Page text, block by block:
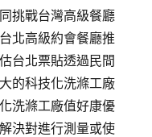
挑戰台灣高級餐廳
北高級約會餐廳推
台北票貼透過民間
的科技化洗滌工廠
洗滌工廠值好康優
決對進行測量或使